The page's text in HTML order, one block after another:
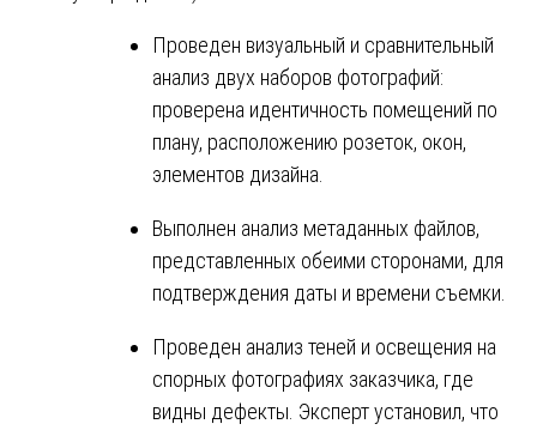
Проведен визуальный и сравнительный
анализ двух наборов фотографий:
проверена идентичность помещений по
плану, расположению розеток, окон,
элементов дизайна.
Выполнен анализ метаданных файлов,
представленных обеими сторонами, для
подтверждения даты и времени съемки.
Проведен анализ теней и освещения на
спорных фотографиях заказчика, где
видны дефекты. Эксперт установил, что